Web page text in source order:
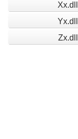
Xx.dll
Yx.dll
Zx.dll